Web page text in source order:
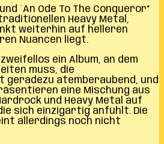
´An Ode To The Conqueror“
Heavy Metal,
weiterhin auf helleren
Nuancen liegt.
ein Album, an dem
muss, die
geradezu atemberaubend, und
präsentieren eine Mischung aus
und Heavy Metal auf
sich einzigartig anfühlt. Die
allerdings noch nicht